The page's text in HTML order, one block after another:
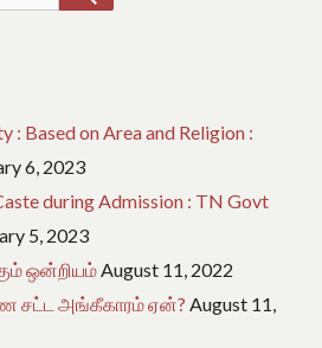
: Based on Area and Religion :
6, 2023
during Admission : TN Govt
5, 2023
ஒன்றியம்August 11, 2022
சட்ட அங்கீகாரம் ஏன்? August 11,